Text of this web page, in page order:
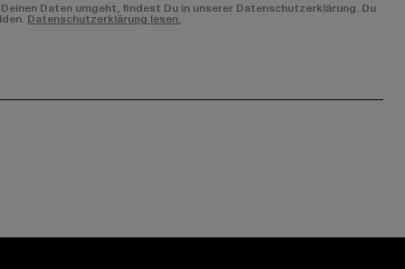
Daten umgeht, findest Du in unserer Datenschutzerklärung. Du
Datenschutzerklärung lesen.